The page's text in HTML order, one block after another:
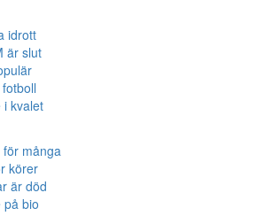
idrott
är slut
i kvalet
för många
körer
är död
på bio